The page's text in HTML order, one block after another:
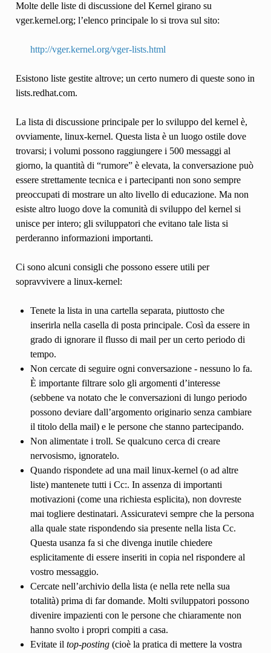
Molte delle liste di discussione del Kernel girano su
vger.kernel.org; l’elenco principale lo si trova sul sito:
http://vger.kernel.org/vger-lists.html
Esistono liste gestite altrove; un certo numero di queste sono in
lists.redhat.com.
La lista di discussione principale per lo sviluppo del kernel è,
ovviamente, linux-kernel. Questa lista è un luogo ostile dove
trovarsi; i volumi possono raggiungere i 500 messaggi al
giorno, la quantità di “rumore” è elevata, la conversazione può
essere strettamente tecnica e i partecipanti non sono sempre
preoccupati di mostrare un alto livello di educazione. Ma non
esiste altro luogo dove la comunità di sviluppo del kernel si
unisce per intero; gli sviluppatori che evitano tale lista si
perderanno informazioni importanti.
Ci sono alcuni consigli che possono essere utili per
sopravvivere a linux-kernel:
Tenete la lista in una cartella separata, piuttosto che
inserirla nella casella di posta principale. Così da essere in
grado di ignorare il flusso di mail per un certo periodo di
tempo.
Non cercate di seguire ogni conversazione - nessuno lo fa.
È importante filtrare solo gli argomenti d’interesse
(sebbene va notato che le conversazioni di lungo periodo
possono deviare dall’argomento originario senza cambiare
il titolo della mail) e le persone che stanno partecipando.
Non alimentate i troll. Se qualcuno cerca di creare
nervosismo, ignoratelo.
Quando rispondete ad una mail linux-kernel (o ad altre
liste) mantenete tutti i Cc:. In assenza di importanti
motivazioni (come una richiesta esplicita), non dovreste
mai togliere destinatari. Assicuratevi sempre che la persona
alla quale state rispondendo sia presente nella lista Cc.
Questa usanza fa si che divenga inutile chiedere
esplicitamente di essere inseriti in copia nel rispondere al
vostro messaggio.
Cercate nell’archivio della lista (e nella rete nella sua
totalità) prima di far domande. Molti sviluppatori possono
divenire impazienti con le persone che chiaramente non
hanno svolto i propri compiti a casa.
Evitate il top-posting(cioè la pratica di mettere la vostra